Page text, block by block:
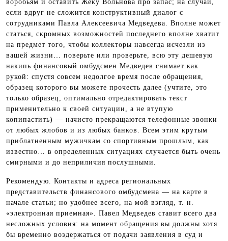
воробьям и оставить Жеку Вольнова про запас; на случай,
если вдруг не сложится конструктивный диалог с
сотрудниками Павла Алексеевича Медведева. Вполне может
статься, скромных возможностей последнего вполне хватит
на предмет того, чтобы коллекторы навсегда исчезли из
вашей жизни… поверьте или проверьте, всю эту дешевую
накипь финансовый омбудсмен Медведев снимает как
рукой: спустя совсем недолгое время после обращения,
образец которого вы можете прочесть далее (учтите, это
только образец, оптимально отредактировать текст
применительно к своей ситуации, а не втупую
копипастить) — начисто прекращаются телефонные звонки
от любых жлобов и из любых банков. Всем этим крутым
приблатненным мужичкам со спортивным прошлым, как
известно… в определенных ситуациях случается быть очень
смирными и до неприличия послушными.
Рекомендую. Контакты и адреса региональных
представительств финансового омбудсмена — на карте в
начале статьи; но удобнее всего, на мой взгляд, т. н.
«электронная приемная». Павел Медведев ставит всего два
несложных условия: на момент обращения вы должны хотя
бы временно воздержаться от подачи заявления в суд и